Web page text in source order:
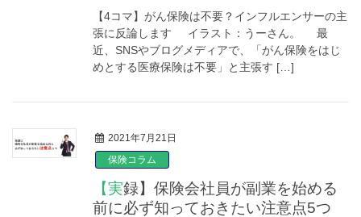
【4コマ】がん保険は不要？インフルエンサーの主
張に反論します イラスト：うーさん。 最
近、SNSやブログメディアで、「がん保険をはじ
めとする医療保険は不要」と主張す […]
2021年7月21日
保険コラム
【実録】保険会社員が副業を始める
前に必ず知っておきたい注意点5つ